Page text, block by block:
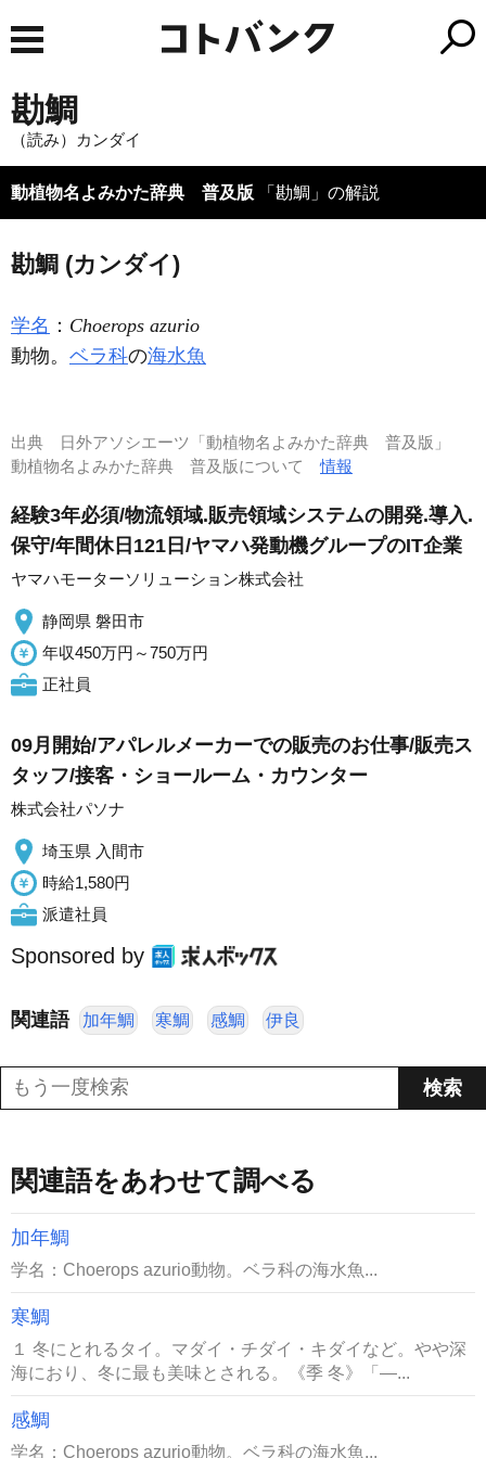
勘鯛
（読み）カンダイ
動植物名よみかた辞典 普及版 「勘鯛」の解説
勘鯛 (カンダイ)
学名 ： Choerops azurio
動物。 ベラ科の海水魚
出典
日外アソシエーツ「動植物名よみかた辞典 普及版」
動植物名よみかた辞典 普及版について情報
経験3年必須/物流領域.販売領域システムの開発.導入.
保守/年間休日121日/ヤマハ発動機グループのIT企業
ヤマハモーターソリューション株式会社
静岡県 磐田市
年収450万円～750万円
正社員
09月開始/アパレルメーカーでの販売のお仕事/販売ス
タッフ/接客・ショールーム・カウンター
株式会社パソナ
埼玉県 入間市
時給1,580円
派遣社員
Sponsored by
関連語 加年鯛 寒鯛 感鯛 伊良
関連語をあわせて調べる
加年鯛
学名：Choerops azurio動物。ベラ科の海水魚...
寒鯛
１ 冬にとれるタイ。マダイ・チダイ・キダイなど。やや深
海におり、冬に最も美味とされる。《季 冬》「―...
感鯛
学名：Choerops azurio動物。ベラ科の海水魚...